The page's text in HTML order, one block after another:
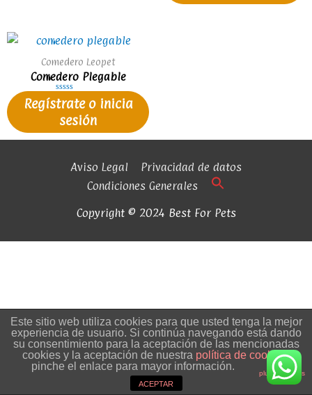
Comedero Leopet
Comedero Plegable
Valorado
en
de
Regístrate o inicia
sesión
Aviso Legal
Privacidad de datos
Condiciones Generales
Copyright © 2024 Best For Pets
Este sitio web utiliza cookies para que usted tenga la mejor
experiencia de usuario. Si continúa navegando está dando
su consentimiento para la aceptación de las mencionadas
cookies y la aceptación de nuestra política de cookies,
pinche el enlace para mayor información.
plugin cookies
ACEPTAR